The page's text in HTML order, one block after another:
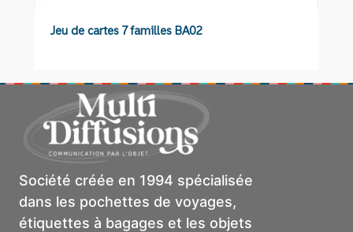
Jeu de cartes 7 familles BA02
Société créée en 1994 spécialisée
dans les pochettes de voyages,
étiquettes à bagages et les objets